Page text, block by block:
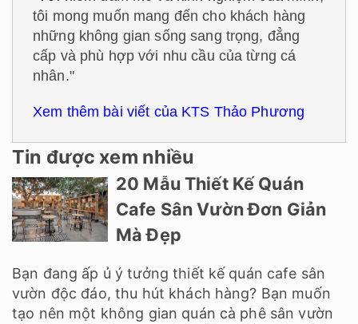
tôi mong muốn mang đến cho khách hàng
những không gian sống sang trọng, đẳng
cấp và phù hợp với nhu cầu của từng cá
nhân."
Xem thêm bài viết của KTS Thảo Phương
Tin được xem nhiều
20 Mẫu Thiết Kế Quán
Cafe Sân Vườn Đơn Giản
Mà Đẹp
Bạn đang ấp ủ ý tưởng thiết kế quán cafe sân
vườn độc đáo, thu hút khách hàng? Bạn muốn
tạo nên một không gian quán cà phê sân vườn